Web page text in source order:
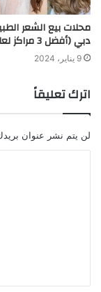
محلات بيع الشعر
دبي (أفضل 3 مراكز لعام 2024)
9 يناير، 2024
اترك تعليقاً
لن يتم نشر عنوان